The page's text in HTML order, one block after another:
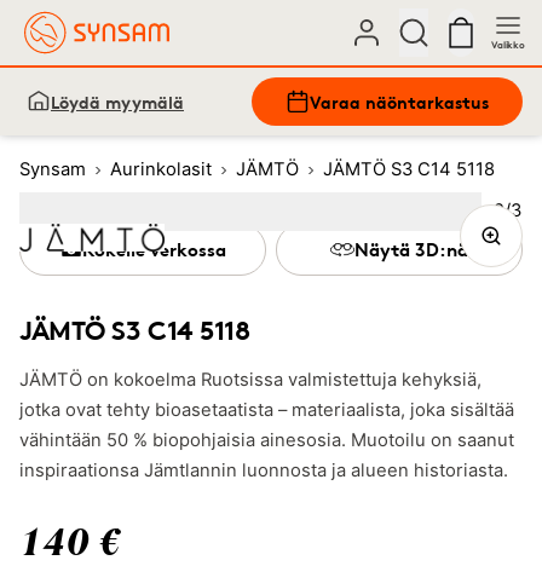
Valikko
Löydä myymälä Varaa näöntarkastus
Synsam Aurinkolasit JÄMTÖ JÄMTÖ S3 C14 5118
JÄMTÖ S3 C14 5118
JÄMTÖ on kokoelma Ruotsissa valmistettuja kehyksiä,
jotka ovat tehty bioasetaatista – materiaalista, joka sisältää
vähintään 50 % biopohjaisia ainesosia. Muotoilu on saanut
inspiraationsa Jämtlannin luonnosta ja alueen historiasta.
140 €
Kokeile verkossa Näytä 3D:nä
Kuva
2/3
Image1 3